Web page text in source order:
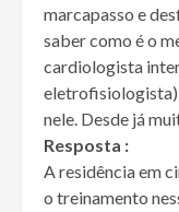
marcapasso e
saber como é o
cardiologista
nele. Desde já
Resposta :
A residência em
o treinamento